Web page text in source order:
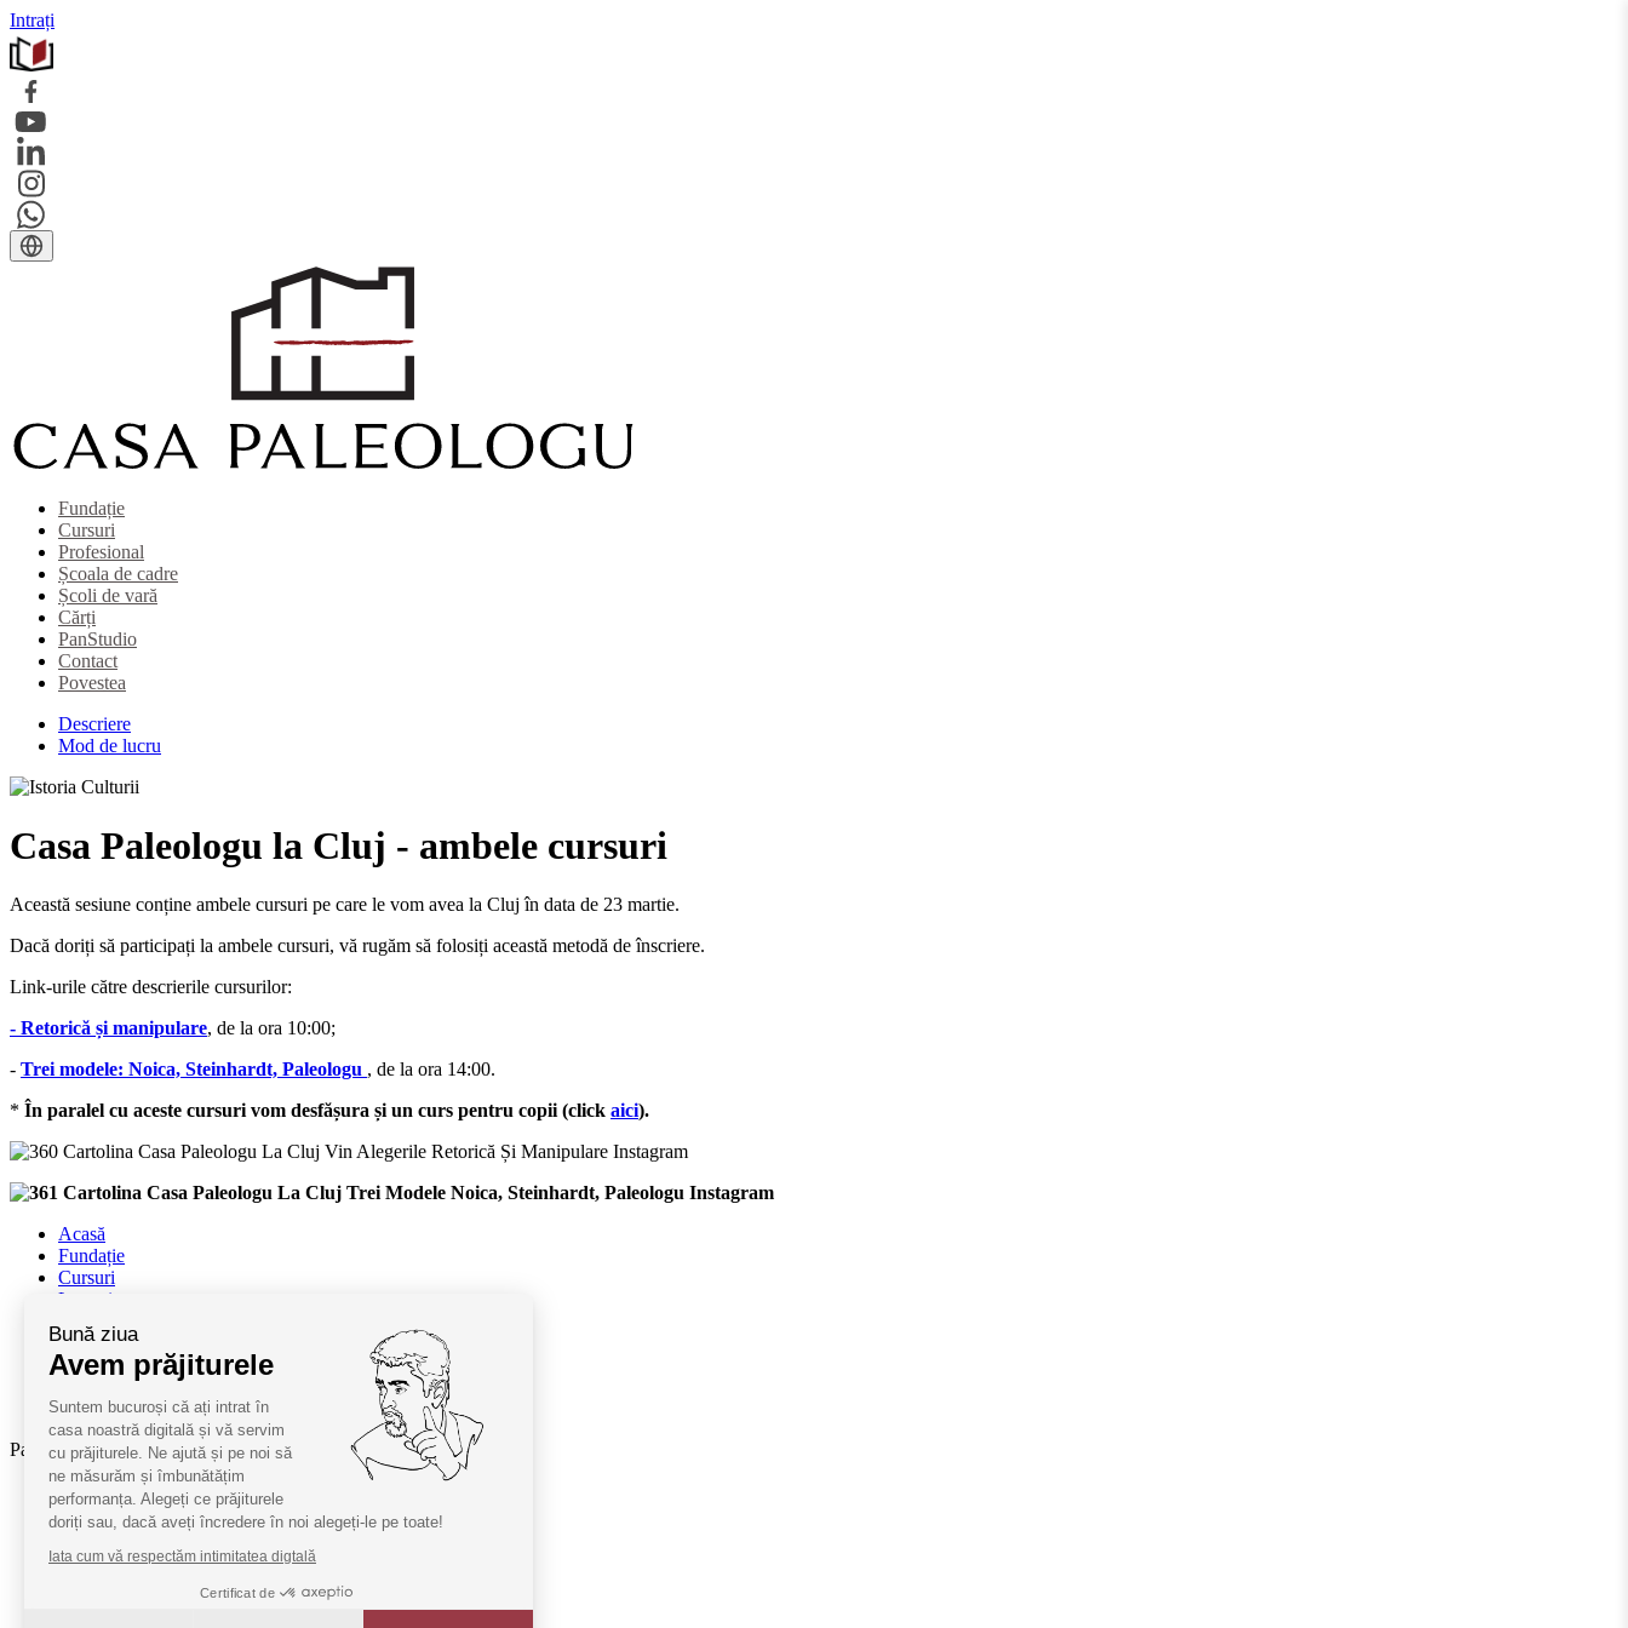
Intrați
Fundație
Cursuri
Profesional
Școala de cadre
Școli de vară
Cărți
PanStudio
Contact
Povestea
Descriere
Mod de lucru
Casa Paleologu la Cluj - ambele cursuri
Această sesiune conține ambele cursuri pe care le vom avea la Cluj în data de 23 martie.
Dacă doriți să participați la ambele cursuri, vă rugăm să folosiți această metodă de înscriere.
Link-urile către descrierile cursurilor:
- Retorică și manipulare, de la ora 10:00;
- Trei modele: Noica, Steinhardt, Paleologu , de la ora 14:00.
* În paralel cu aceste cursuri vom desfășura și un curs pentru copii (click aici).
Acasă
Fundație
Cursuri
Lectori
Termeni și condiții
Cum deveniți oaspeți
SAL ANPC
Parteneri:
Radio Guerilla
RSM Romania
Barrier România
KPMG
Bună ziua
Avem prăjiturele
Suntem bucuroși că ați intrat în
casa noastră digitală și vă servim
cu prăjiturele. Ne ajută și pe noi să
ne măsurăm și îmbunătățim
performanța. Alegeți ce prăjiturele
doriți sau, dacă aveți încredere în noi alegeți-le pe toate!
Iata cum vă respectăm intimitatea digtală
Certificat de